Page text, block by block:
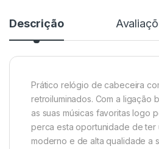
Descrição
Prático relógio de cabeceira
retroiluminados. Com a ligação
as suas músicas favoritas logo
perca esta oportunidade de ter
moderno e de alta qualidade a